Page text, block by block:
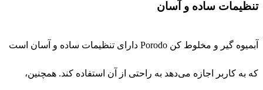
تنظیمات ساده و آسان
آبمیوه گیر و مخلوط کن Porodo دارای تنظیمات ساده و آسان است
که به کاربر اجازه می‌دهد به راحتی از آن استفاده کند. همچنین،